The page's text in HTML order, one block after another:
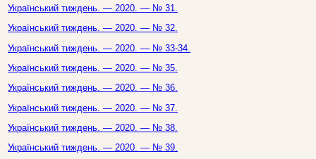
Український тиждень. — 2020. — № 31.
Український тиждень. — 2020. — № 32.
Український тиждень. — 2020. — № 33-34.
Український тиждень. — 2020. — № 35.
Український тиждень. — 2020. — № 36.
Український тиждень. — 2020. — № 37.
Український тиждень. — 2020. — № 38.
Український тиждень. — 2020. — № 39.